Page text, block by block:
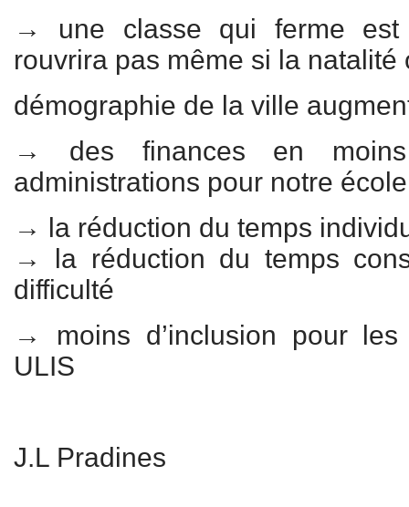
→ une classe qui ferme
rouvrira pas même si la natalité
démographie de la ville
→ des finances en
administrations pour notre
→ la réduction du temps
→ la réduction du temps
difficulté
→ moins d’inclusion pour
ULIS
J.L Pradines